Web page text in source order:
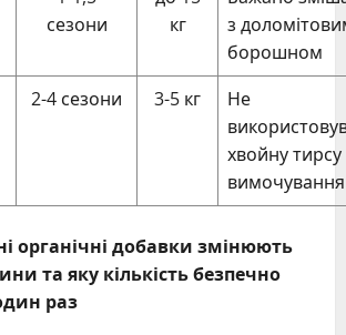
сезони
кг
з
борошном
2-4 сезони 3-5 кг
Не
хвойну тирсу
вимочування
органічні добавки змінюють
та яку кількість безпечно
раз